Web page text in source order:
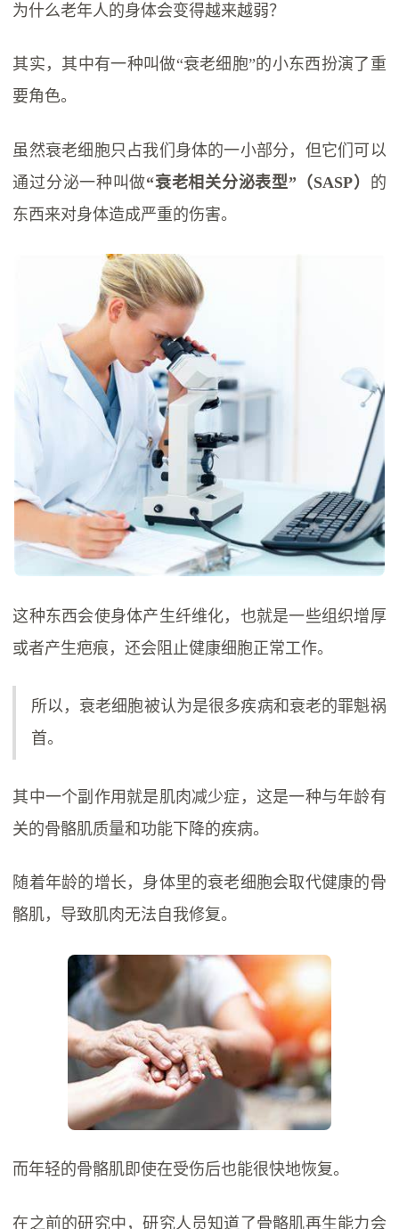
为什么老年人的身体会变得越来越弱？
其实，其中有一种叫做“衰老细胞”的小东西扮演了重
要角色。
虽然衰老细胞只占我们身体的一小部分，但它们可以
通过分泌一种叫做“衰老相关分泌表型”（SASP） 的
东西来对身体造成严重的伤害。
这种东西会使身体产生纤维化，也就是一些组织增厚
或者产生疤痕，还会阻止健康细胞正常工作。
所以，衰老细胞被认为是很多疾病和衰老的罪魁祸
首。
其中一个副作用就是肌肉减少症，这是一种与年龄有
关的骨骼肌质量和功能下降的疾病。
随着年龄的增长，身体里的衰老细胞会取代健康的骨
骼肌，导致肌肉无法自我修复。
而年轻的骨骼肌即使在受伤后也能很快地恢复。
在之前的研究中，研究人员知道了骨骼肌再生能力会